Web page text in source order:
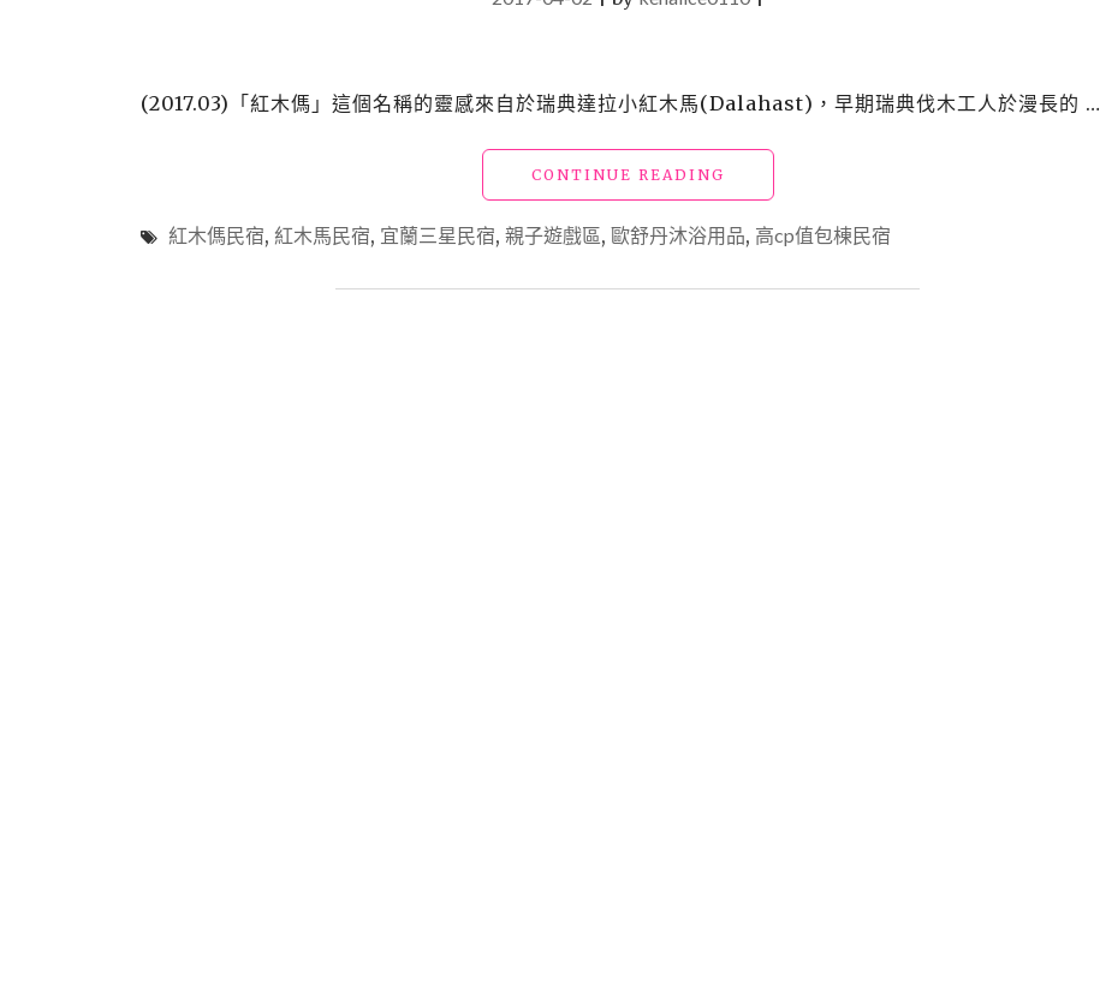
(2017.03)「紅木傌」這個名稱的靈感來自於瑞典達拉小紅木馬(Dalahast)，早期瑞典伐木工人於漫長的 …
CONTINUE READING
宜
蘭
三
紅木傌民宿, 紅木馬民宿, 宜蘭三星民宿, 親子遊戲區, 歐舒丹沐浴用品, 高cp值包棟民宿